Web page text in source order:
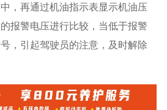
，再通过机油指示表显示机油压
报警电压进行比较，当低于报警
，引起驾驶员的注意，及时解除